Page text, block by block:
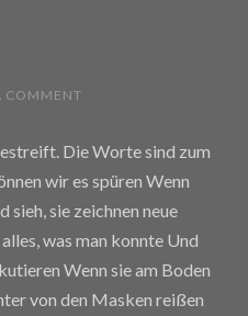
COMMENT
Die Worte sind zum
wir es spüren Wenn
sieh, sie zeichnen neue
was man konnte Und
Wenn sie am Boden
von den Masken reißen